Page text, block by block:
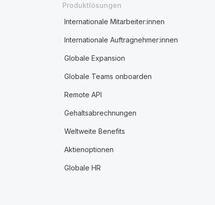
Produktlösungen
Internationale Mitarbeiter:innen
Internationale Auftragnehmer:innen
Globale Expansion
Globale Teams onboarden
Remote API
Gehaltsabrechnungen
Weltweite Benefits
Aktienoptionen
Globale HR